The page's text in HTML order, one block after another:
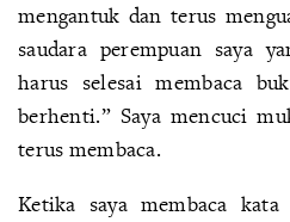
mengantuk dan terus
saudara perempuan saya
harus selesai membaca
berhenti.” Saya mencuci
terus membaca.
Ketika saya membaca kata